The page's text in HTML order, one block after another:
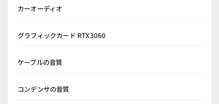
カーオーディオ
グラフィックカード RTX3060
ケーブルの音質
コンデンサの音質